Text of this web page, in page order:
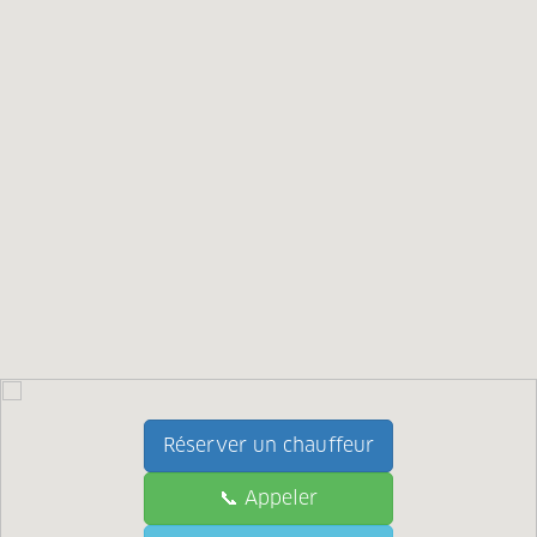
📞 Call
Réserver un chauffeur
📞 Appeler